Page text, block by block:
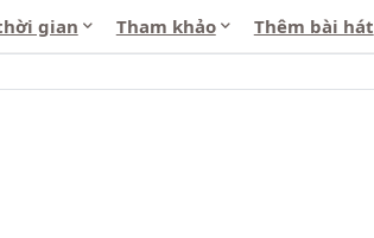
gian Tham khảo Thêm bài hát